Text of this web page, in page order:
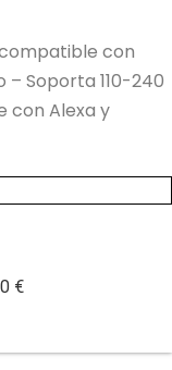
con
– Soporta 110-240
con Alexa y
€